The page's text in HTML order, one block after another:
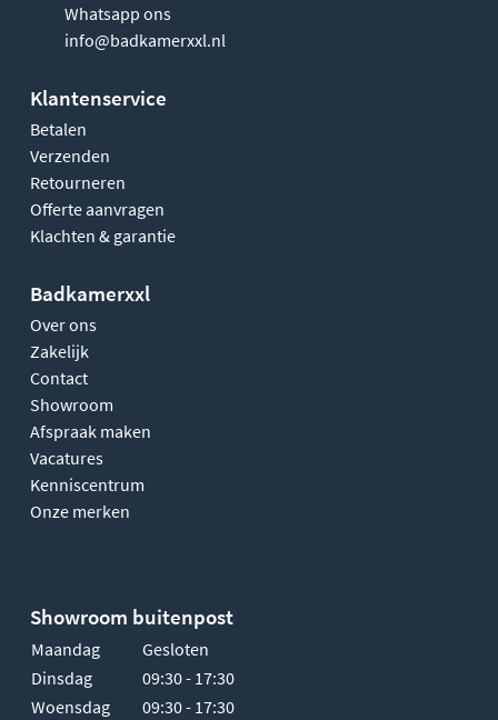
Whatsapp ons
info@badkamerxxl.nl
Klantenservice
Betalen
Verzenden
Retourneren
Offerte aanvragen
Klachten & garantie
Badkamerxxl
Over ons
Zakelijk
Contact
Showroom
Afspraak maken
Vacatures
Kenniscentrum
Onze merken
Showroom buitenpost
Maandag
Gesloten
Dinsdag
09:30 - 17:30
Woensdag
09:30 - 17:30